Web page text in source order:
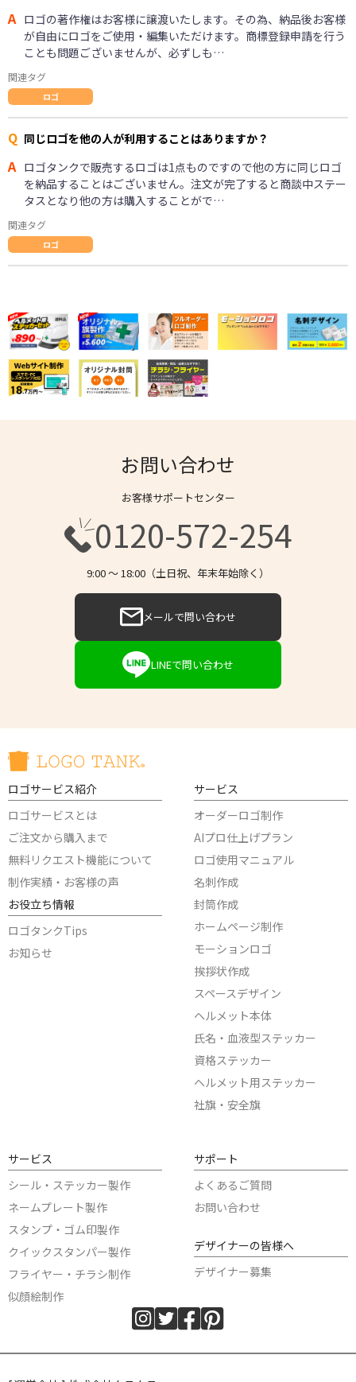
A ロゴの著作権はお客様に譲渡いたします。その為、納品後お客様
が自由にロゴをご使用・編集いただけます。商標登録申請を行う
ことも問題ございませんが、必ずしも…
関連タグ
ロゴ
Q 同じロゴを他の人が利用することはありますか？
A ロゴタンクで販売するロゴは1点ものですので他の方に同じロゴ
を納品することはございません。注文が完了すると商談中ステー
タスとなり他の方は購入することがで…
関連タグ
ロゴ
お問い合わせ
お客様サポートセンター
0120-572-254
9:00 〜 18:00（土日祝、年末年始除く）
メールで問い合わせ
LINEで問い合わせ
ロゴサービス紹介
ロゴサービスとは
ご注文から購入まで
無料リクエスト機能について
制作実績・お客様の声
お役立ち情報
ロゴタンクTips
お知らせ
サービス
オーダーロゴ制作
AIプロ仕上げプラン
ロゴ使用マニュアル
名刺作成
封筒作成
ホームページ制作
モーションロゴ
挨拶状作成
スペースデザイン
ヘルメット本体
氏名・血液型ステッカー
資格ステッカー
ヘルメット用ステッカー
社旗・安全旗
サービス
シール・ステッカー製作
ネームプレート製作
スタンプ・ゴム印製作
クイックスタンパー製作
フライヤー・チラシ制作
似顔絵制作
サポート
よくあるご質問
お問い合わせ
デザイナーの皆様へ
デザイナー募集